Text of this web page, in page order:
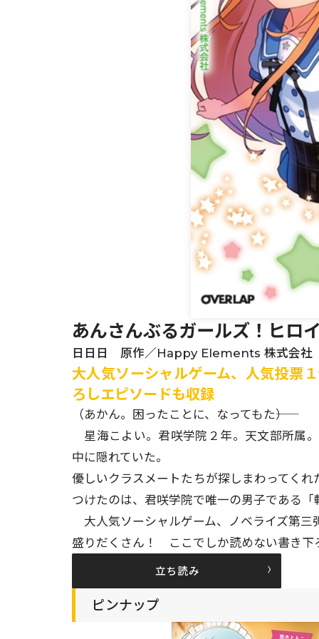
あんさんぶるガールズ！ヒ
日日日 原作／Happy Elements 株式会社
大人気ソーシャルゲーム、人気投票
ろしエピソードも収録
（あかん。困ったことに、なってもた――）
星海こよい。君咲学院２年。天文部所属
中に隠れていた。
優しいクラスメートたちが探しまわってく
つけたのは、君咲学院で唯一の男子である
大人気ソーシャルゲーム、ノベライズ第三
盛りだくさん！ ここでしか読めない書き下
立ち読み
ピンナップ